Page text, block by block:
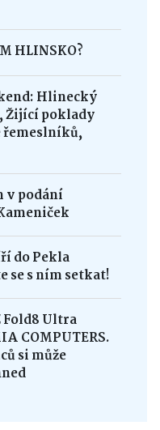
HLINSKO?
Hlinecký
Žijící poklady
řemeslníků,
v podání
do Pekla
se s ním setkat!
Fold8 Ultra
COMPUTERS.
si může